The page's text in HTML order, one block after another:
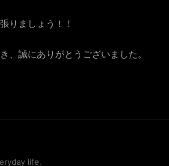
りましょう！！
、誠にありがとうございました。
life.